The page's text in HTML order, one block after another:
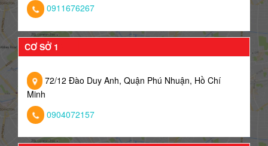
0911676267
CƠ SỞ 1
72/12 Đào Duy Anh, Quận Phú Nhuận, Hồ Chí
Minh
0904072157